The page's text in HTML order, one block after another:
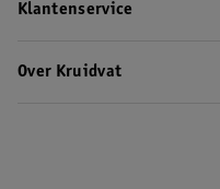
Klantenservice
Over Kruidvat